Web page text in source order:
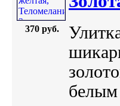
370 руб.